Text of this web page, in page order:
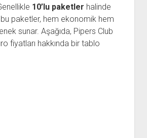
10’lu paketler halinde
bu paketler, hem ekonomik hem
sunar. Aşağıda, Pipers Club
fiyatları hakkında bir tablo